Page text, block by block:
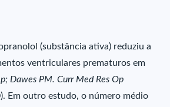
(substância ativa) reduziu a
ventriculares prematuros em
Dawes PM. Curr Med Res Op
Em outro estudo, o número médio